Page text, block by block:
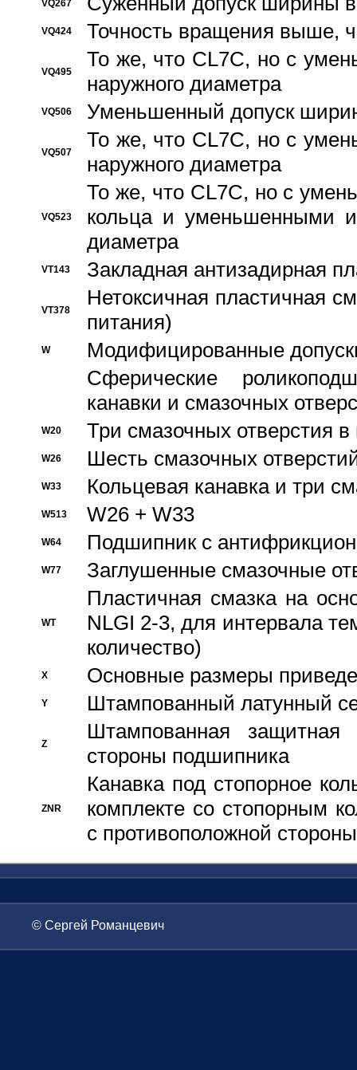
VQ267
VQ424 Точность вращения выше,
VQ495
То же, что CL7C, но с
наружного диаметра
VQ506 Уменьшенный допуск
VQ507
То же, что CL7C, но с
наружного диаметра
VQ523
То же, что CL7C, но с
кольца и уменьшенными
диаметра
VT143 Закладная антизадирная
VT378
Нетоксичная пластичная
питания)
W
Модифицированные
Сферические
канавки и смазочных
W20 Три смазочных отверстия
W26 Шесть смазочных
W33 Кольцевая канавка и три
W513 W26 + W33
W64 Подшипник с
W77 Заглушенные смазочные
WT
Пластичная смазка на
NLGI 2-3, для интервала
количество)
X Основные размеры
Y Штампованный латунный
Z
Штампованная
стороны подшипника
ZNR
Канавка под стопорное
комплекте со стопорным
с противоположной стороны
© Сергей Романцевич